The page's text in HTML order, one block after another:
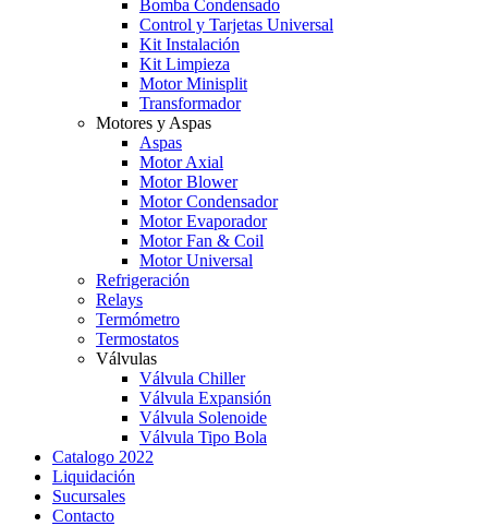
Bomba Condensado
Control y Tarjetas Universal
Kit Instalación
Kit Limpieza
Motor Minisplit
Transformador
Motores y Aspas
Aspas
Motor Axial
Motor Blower
Motor Condensador
Motor Evaporador
Motor Fan & Coil
Motor Universal
Refrigeración
Relays
Termómetro
Termostatos
Válvulas
Válvula Chiller
Válvula Expansión
Válvula Solenoide
Válvula Tipo Bola
Catalogo 2022
Liquidación
Sucursales
Contacto